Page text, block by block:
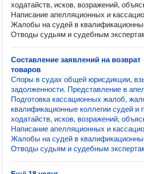
ходатайств, исков, возражений,
Написание апелляционных и
Жалобы на судей в
Отводы судьям и судебным
Составление заявлений на возврат
товаров
Споры в судах общей юрисдикции,
задолженности. Представление в
Подготовка кассационных жалоб,
квалификационные коллегии судей и
ходатайств, исков, возражений,
Написание апелляционных и
Жалобы на судей в
Отводы судьям и судебным